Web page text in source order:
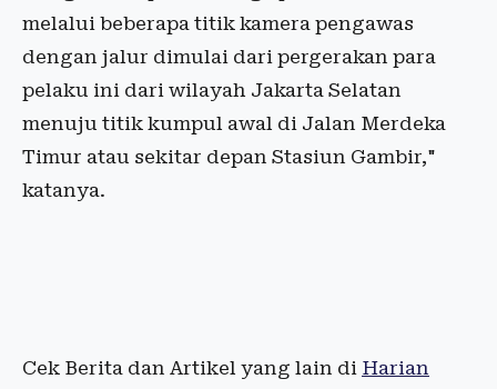
melalui beberapa titik kamera pengawas
dengan jalur dimulai dari pergerakan para
pelaku ini dari wilayah Jakarta Selatan
menuju titik kumpul awal di Jalan Merdeka
Timur atau sekitar depan Stasiun Gambir,"
katanya.
Cek Berita dan Artikel yang lain di Harian